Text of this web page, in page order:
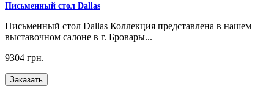
Письменный стол Dallas
Письменный стол Dallas Коллекция представлена в нашем
выставочном салоне в г. Бровары...
9304 грн.
Заказать